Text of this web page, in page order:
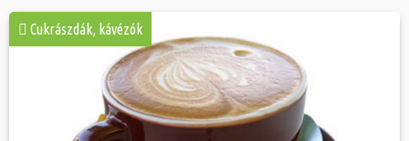
Cukrászdák, kávézók